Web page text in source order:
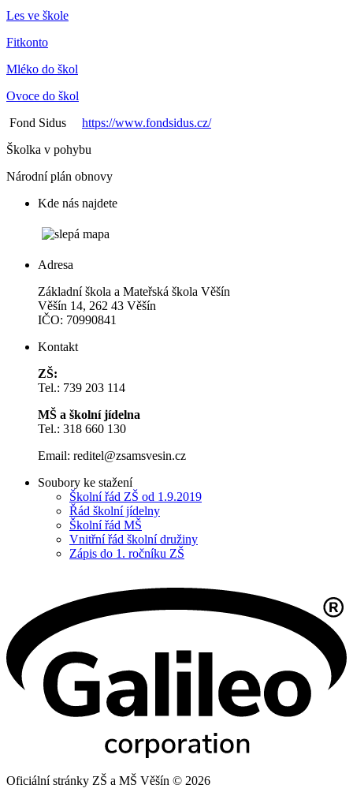
Les ve škole
Fitkonto
Mléko do škol
Ovoce do škol
Fond Sidus https://www.fondsidus.cz/
Školka v pohybu
Národní plán obnovy
Kde nás najdete
Adresa
Základní škola a Mateřská škola Věšín
Věšín 14, 262 43 Věšín
IČO: 70990841
Kontakt
ZŠ:
Tel.: 739 203 114
MŠ a školní jídelna
Tel.: 318 660 130
Email: reditel@zsamsvesin.cz
Soubory ke stažení
Školní řád ZŠ od 1.9.2019
Řád školní jídelny
Školní řád MŠ
Vnitřní řád školní družiny
Zápis do 1. ročníku ZŠ
Oficiální stránky ZŠ a MŠ Věšín © 2026